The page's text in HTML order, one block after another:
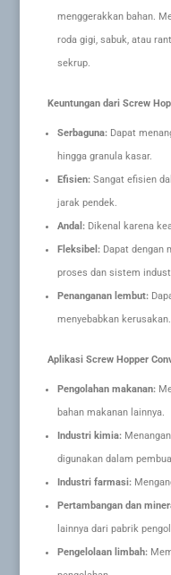
menggerakkan bahan.
roda gigi, sabuk, atau
sekrup.
Keuntungan dari Screw
Serbaguna:Dapat
hingga granula kasar.
Efisien:Sangat efisien
jarak pendek.
Andal:Dikenal karena
Fleksibel:Dapat dengan
proses dan sistem
Penanganan lembut:
menyebabkan kerusakan.
Aplikasi Screw Hopper
Pengolahan makanan:
bahan makanan lainnya.
Industri kimia:
digunakan dalam
Industri farmasi:
Pertambangan dan
lainnya dari pabrik
Pengelolaan limbah: